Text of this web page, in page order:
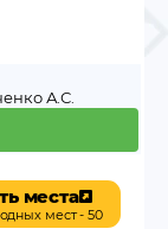
А.С.
места
мест - 50